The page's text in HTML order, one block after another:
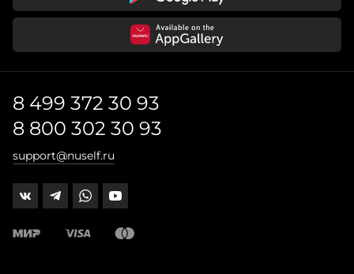
8 499 372 30 93
8 800 302 30 93
support@nuself.ru